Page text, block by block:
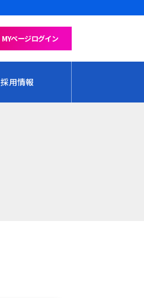
MYページログイン
採用情報